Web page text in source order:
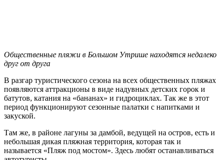
Общественные пляжи в Большом Утрише находятся недалеко
друг от друга
В разгар туристического сезона на всех общественных пляжах
появляются аттракционы в виде надувных детских горок и
батутов, катания на «бананах» и гидроциклах. Так же в этот
период функционируют сезонные палатки с напитками и
закуской.
Там же, в районе лагуны за дамбой, ведущей на остров, есть и
небольшая дикая пляжная территория, которая так и
называется «Пляж под мостом». Здесь любят останавливаться